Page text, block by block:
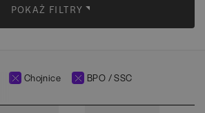
POKAŻ FILTRY
Chojnice BPO / SSC